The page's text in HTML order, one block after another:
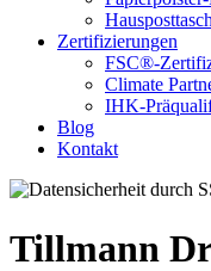
Zertifizierungen
FSC®-
Climate
IHK-
Blog
Kontakt
Tillmann